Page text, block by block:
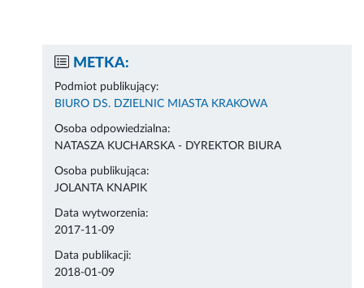
METKA:
Podmiot publikujący:
BIURO DS. DZIELNIC MIASTA KRAKOWA
Osoba odpowiedzialna:
NATASZA KUCHARSKA - DYREKTOR BIURA
Osoba publikująca:
JOLANTA KNAPIK
Data wytworzenia:
2017-11-09
Data publikacji:
2018-01-09